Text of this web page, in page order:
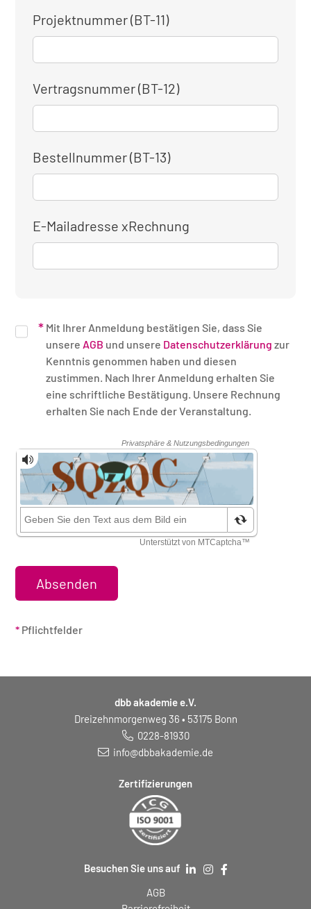
Projektnummer (BT-11)
Vertragsnummer (BT-12)
Bestellnummer (BT-13)
E-Mailadresse xRechnung
Mit Ihrer Anmeldung bestätigen Sie, dass Sie
unsere AGB und unsere Datenschutzerklärung zur
Kenntnis genommen haben und diesen
zustimmen. Nach Ihrer Anmeldung erhalten Sie
eine schriftliche Bestätigung. Unsere Rechnung
erhalten Sie nach Ende der Veranstaltung.
Sicherheitsüberprüfung
* Pflichtfelder
dbb akademie e.V.
Dreizehnmorgenweg 36 • 53175 Bonn
0228-81930
info@dbbakademie.de
Zertifizierungen
Besuchen Sie uns auf
AGB